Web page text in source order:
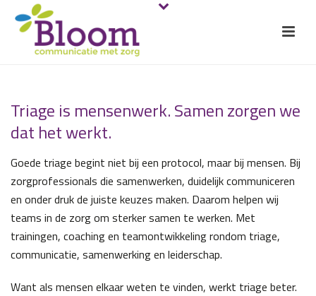
Triage is mensenwerk. Samen zorgen we
dat het werkt.
Goede triage begint niet bij een protocol, maar bij mensen. Bij
zorgprofessionals die samenwerken, duidelijk communiceren
en onder druk de juiste keuzes maken. Daarom helpen wij
teams in de zorg om sterker samen te werken. Met
trainingen, coaching en teamontwikkeling rondom triage,
communicatie, samenwerking en leiderschap.
Want als mensen elkaar weten te vinden, werkt triage beter.